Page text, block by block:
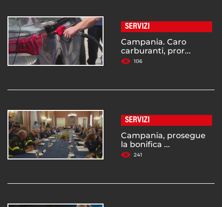
SERVIZI
Campania. Caro
carburanti, pror...
106
SERVIZI
Campania, prosegue
la bonifica ...
241